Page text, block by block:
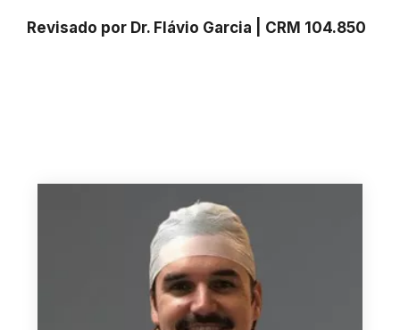
Revisado por Dr. Flávio Garcia | CRM 104.850